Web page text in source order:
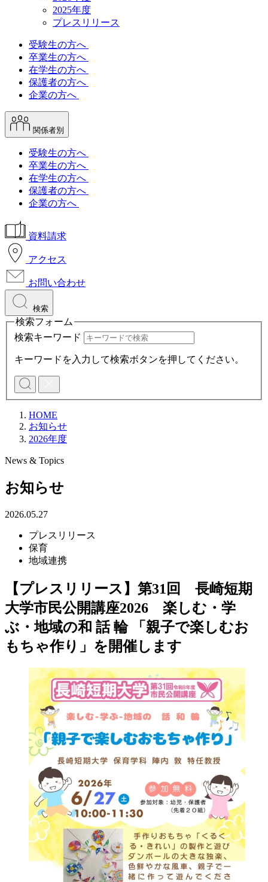
2025年度
プレスリリース
受験生の方へ
卒業生の方へ
在学生の方へ
保護者の方へ
企業の方へ
関係者別
受験生の方へ
卒業生の方へ
在学生の方へ
保護者の方へ
企業の方へ
資料請求
アクセス
お問い合わせ
検索
検索フォーム
検索キーワード
キーワードを入力して検索ボタンを押してください。
HOME
お知らせ
2026年度
News & Topics
お知らせ
2026.05.27
プレスリリース
保育
地域連携
【プレスリリース】第31回 長崎短期
大学市民公開講座2026 楽しむ・学
ぶ・地域の和 話 輪 「親子で楽しむお
もちゃ作り」を開催します